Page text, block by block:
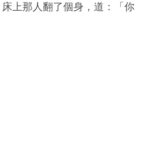
上那人翻了個身，道：「你